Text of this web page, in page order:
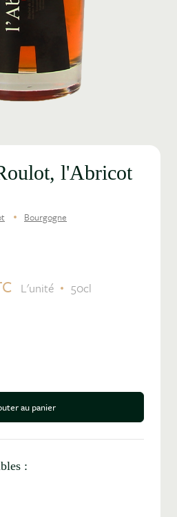
l'Abricot
Bourgogne
L'unité 50cl
quantité
au panier
: